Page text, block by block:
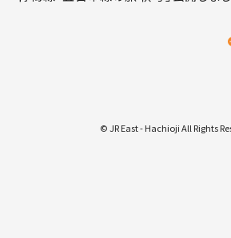
© JR East - Hachioji All Rights